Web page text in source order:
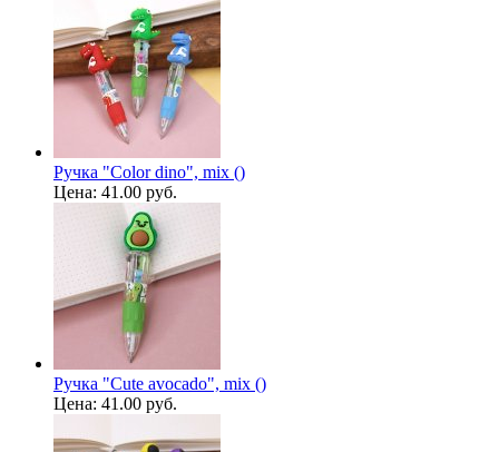
Ручка "Color dino", mix ()
Цена: 41.00 руб.
Ручка "Cute avocado", mix ()
Цена: 41.00 руб.